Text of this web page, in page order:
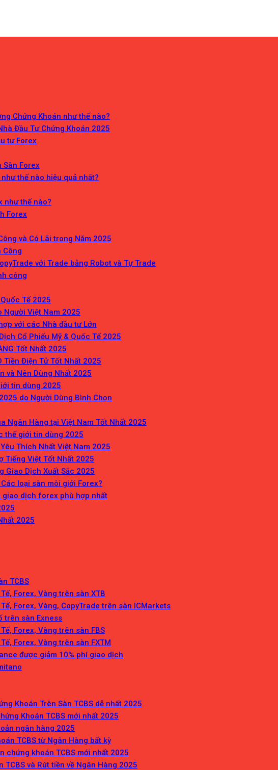
Chứng Khoán như thế nào?
Đầu Tư Chứng Khoán 2025
tư Forex
Sàn Forex
thế nào hiệu quả nhất?
như thế nào?
Forex
và Có Lãi trong Năm 2025
Công
với Trade bằng Robot và Tự Trade
công
Tế 2025
Người Việt Nam 2025
với các Nhà đầu tư Lớn
Cổ Phiếu Mỹ & Quốc Tế 2025
Tốt Nhất 2025
Điện Tử Tốt Nhất 2025
và Nên Dùng Nhất 2025
tin dùng 2025
do Người Dùng Bình Chọn
Ngân Hàng tại Việt Nam Tốt Nhất 2025
thế giới tin dùng 2025
Thích Nhất Việt Nam 2025
Tiếng Việt Tốt Nhất 2025
Giao Dịch Xuất Sắc 2025
loại sàn môi giới Forex?
giao dịch forex phù hợp nhất
2025
TCBS
Forex, Vàng trên sàn XTB
Forex, Vàng, CopyTrade trên sàn ICMarkets
trên sàn Exness
Forex, Vàng trên sàn FBS
Forex, Vàng trên sàn FXTM
được giảm 10% phí giao dịch
Khoán Trên Sàn TCBS dễ nhất 2025
Khoán TCBS mới nhất 2025
ngân hàng 2025
TCBS từ Ngân Hàng bất kỳ
chứng khoán TCBS mới nhất 2025
và Rút tiền về Ngân Hàng 2025